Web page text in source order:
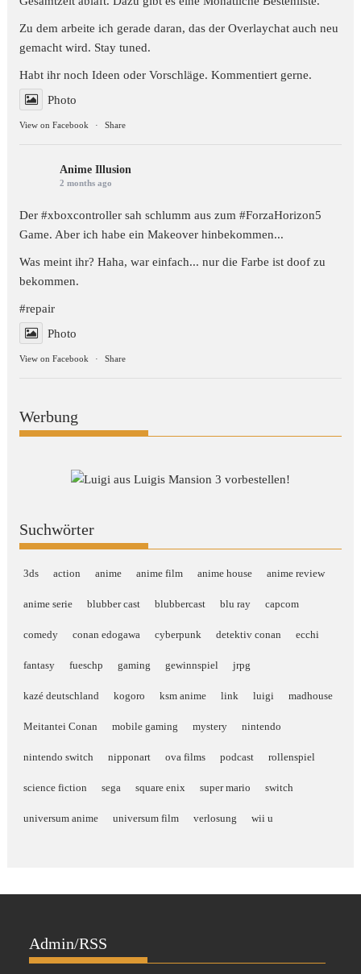
Zu dem arbeite ich gerade daran, das der Overlaychat auch neu
gemacht wird. Stay tuned.
Habt ihr noch Ideen oder Vorschläge. Kommentiert gerne.
Photo
View on Facebook · Share
Anime Illusion
2 months ago
Der #xboxcontroller sah schlumm aus zum#ForzaHorizon5
Game. Aber ich habe ein Makeover hinbekommen...
Was meint ihr? Haha, war einfach... nur die Farbe ist doof zu
bekommen.
#repair
Photo
View on Facebook · Share
Werbung
Suchwörter
3ds action anime anime film anime house anime review
anime serie blubber cast blubbercast blu ray capcom
comedy conan edogawa cyberpunk detektiv conan ecchi
fantasy fueschp gaming gewinnspiel jrpg
kazé deutschland kogoro ksm anime link luigi madhouse
Meitantei Conan mobile gaming mystery nintendo
nintendo switch nipponart ova films podcast rollenspiel
science fiction sega square enix super mario switch
universum anime universum film verlosung wii u
Admin/RSS